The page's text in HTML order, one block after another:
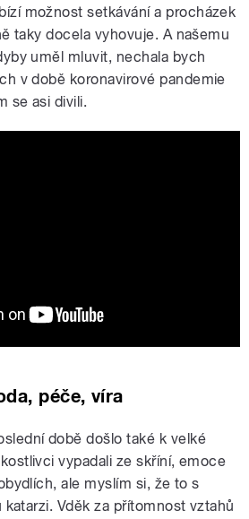
možnost setkávání a procházek
taky docela vyhovuje. A našemu
uměl mluvit, nechala bych
v době koronavirové pandemie
se asi divili.
péče, víra
době došlo také k velké
vypadali ze skříní, emoce
ale myslím si, že to s
katarzi. Vděk za přítomnost vztahů